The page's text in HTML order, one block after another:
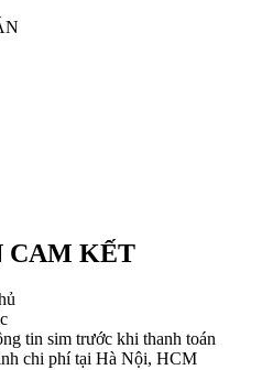
CAM KẾT
tin sim trước khi thanh toán
chi phí tại Hà Nội, HCM